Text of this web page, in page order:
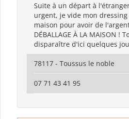
Suite à un départ à
urgent, je vide mon
maison pour avoir de
DÉBALLAGE À LA MAISON !
disparaître d'ici quelques
78117 - Toussus le noble
07 71 43 41 95